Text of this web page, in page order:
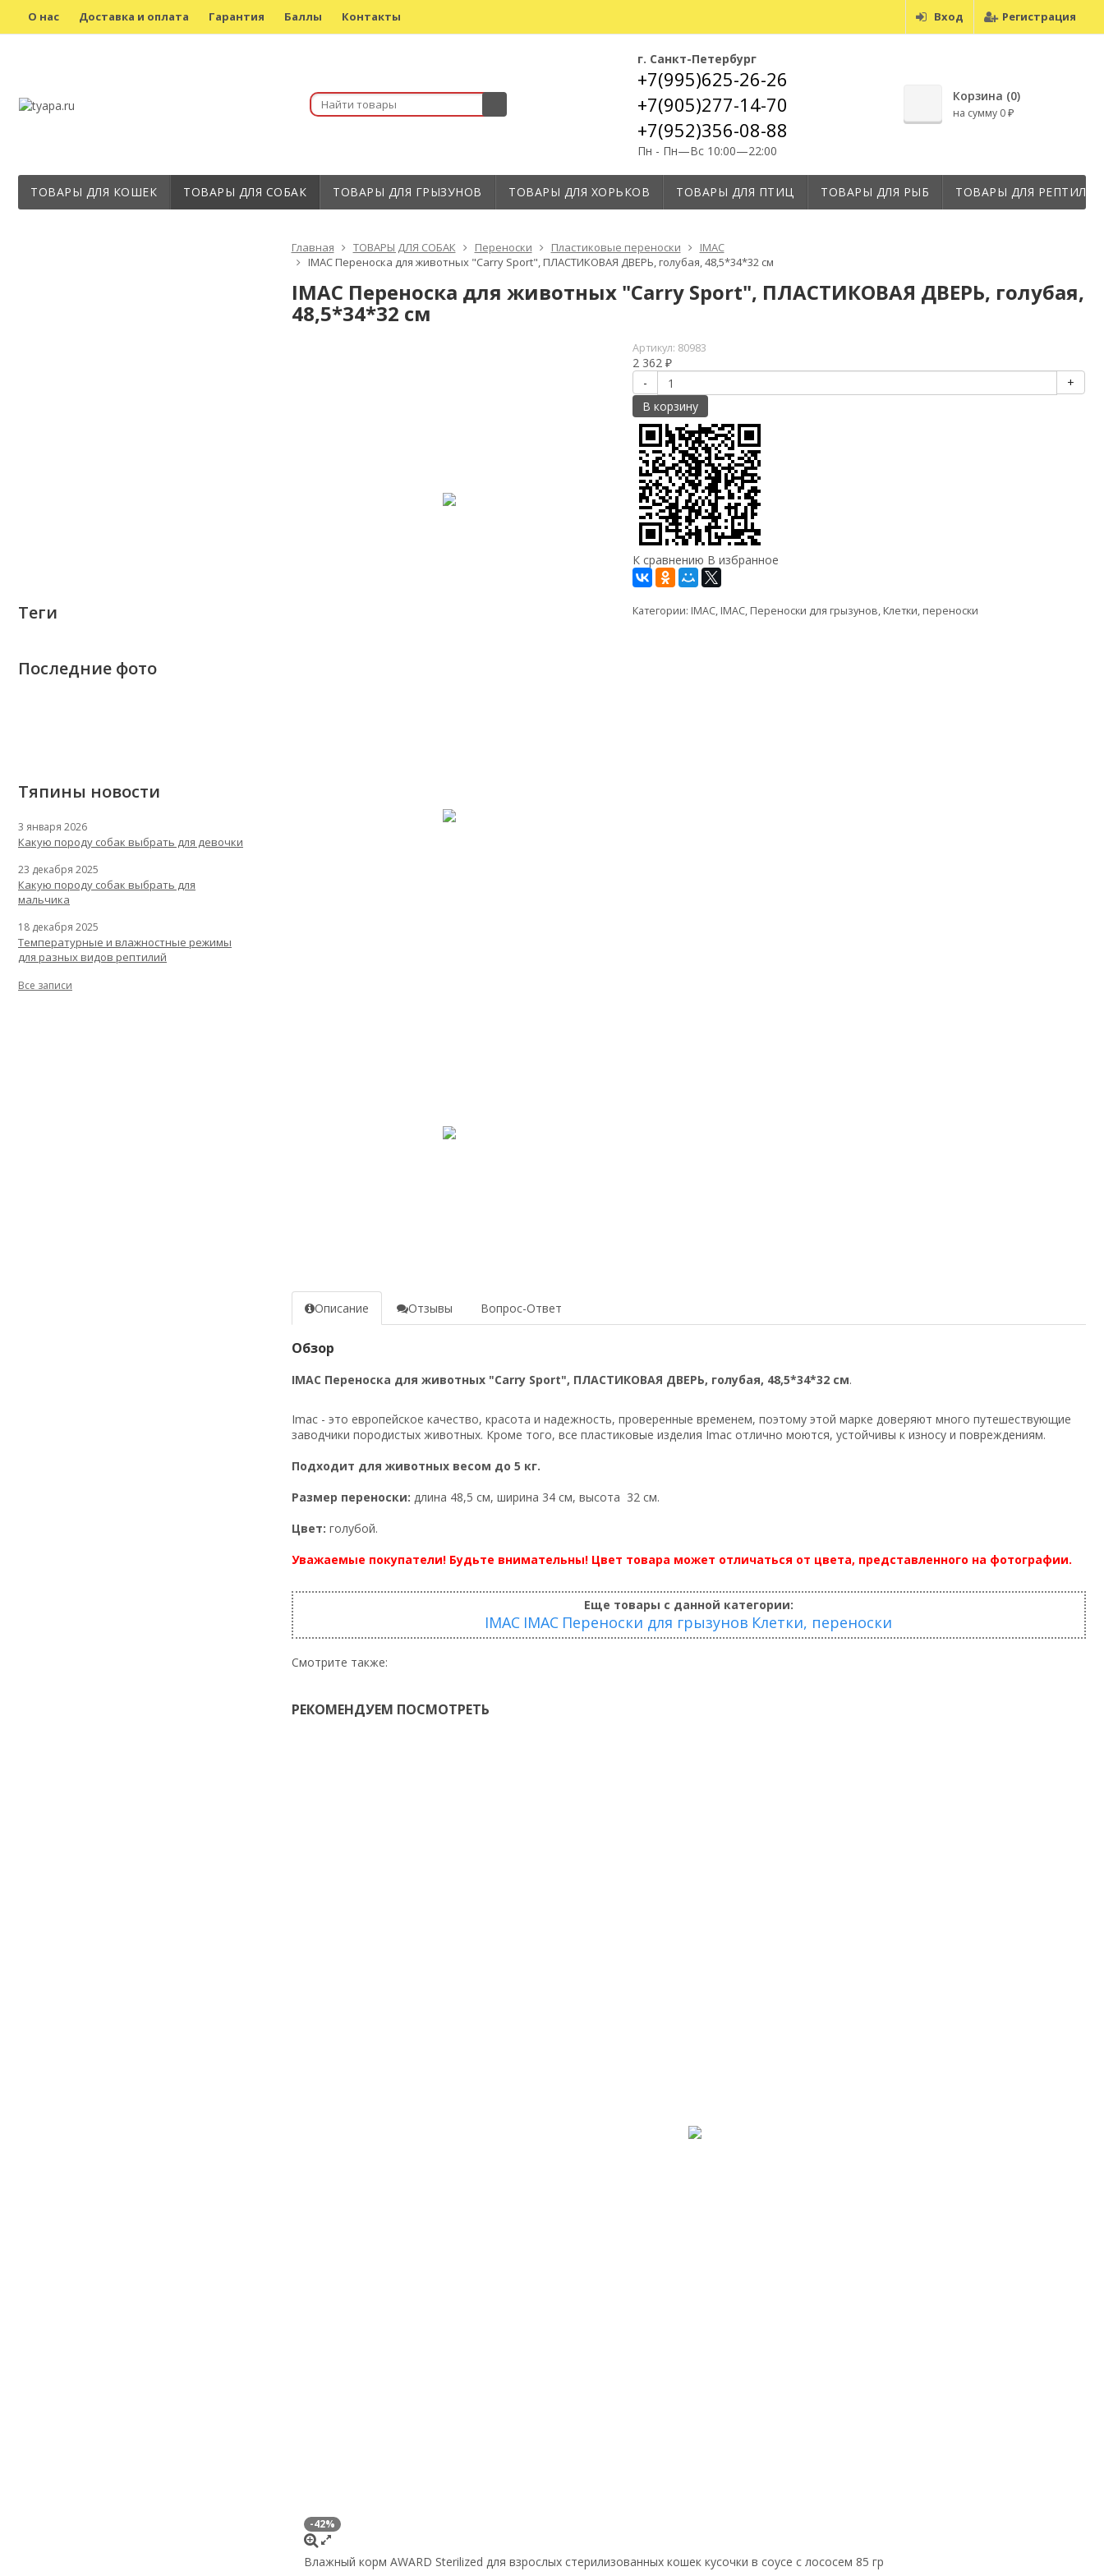
Вход Регистрация
О нас Доставка и оплата Гарантия Баллы Контакты
г. Санкт-Петербург
+7(995)625-26-26
+7(905)277-14-70
+7(952)356-08-88
Пн - Пн—Вс 10:00—22:00
Корзина (0)
на сумму 0 ₽
ТОВАРЫ ДЛЯ КОШЕК ТОВАРЫ ДЛЯ СОБАК ТОВАРЫ ДЛЯ ГРЫЗУНОВ ТОВАРЫ ДЛЯ ХОРЬКОВ ТОВАРЫ ДЛЯ ПТИЦ ТОВАРЫ ДЛЯ РЫБ ТОВАРЫ ДЛЯ
Главная ТОВАРЫ ДЛЯ СОБАК Переноски Пластиковые переноски
IMAC
IMAC Переноска для животных "Carry Sport", ПЛАСТИКОВАЯ ДВЕРЬ, голубая, 48,5*34*32 см
IMAC Переноска для животных "Carry Sport", ПЛАСТИКОВАЯ ДВЕРЬ, голубая,
48,5*34*32 см
Артикул: 80983
2 362₽
-
+
В корзину
К сравнению В избранное
Категории: IMAC, IMAC, Переноски для грызунов, Клетки, переноски
Описание Отзывы Вопрос-Ответ
Обзор
IMAC Переноска для животных "Carry Sport", ПЛАСТИКОВАЯ ДВЕРЬ, голубая, 48,5*34*32 см.
Imac - это европейское качество, красота и надежность, проверенные временем, поэтому этой марке доверяют много путешествующие
заводчики породистых животных. Кроме того, все пластиковые изделия Imac отлично моются, устойчивы к износу и повреждениям.
Подходит для животных весом до 5 кг.
Размер переноски: длина 48,5 см, ширина 34 см, высота 32 см.
Цвет: голубой.
Уважаемые покупатели! Будьте внимательны! Цвет товара может отличаться от цвета, представленного на фотографии.
Еще товары с данной категории:
IMAC IMAC Переноски для грызунов Клетки, переноски
Смотрите также:
РЕКОМЕНДУЕМ ПОСМОТРЕТЬ
-42%
Влажный корм AWARD Sterilized для взрослых стерилизованных кошек кусочки в соусе с лососем 85 гр
Теги
Последние фото
Тяпины новости
3 января 2026
Какую породу собак выбрать для девочки
23 декабря 2025
Какую породу собак выбрать для
мальчика
18 декабря 2025
Температурные и влажностные режимы
для разных видов рептилий
Все записи